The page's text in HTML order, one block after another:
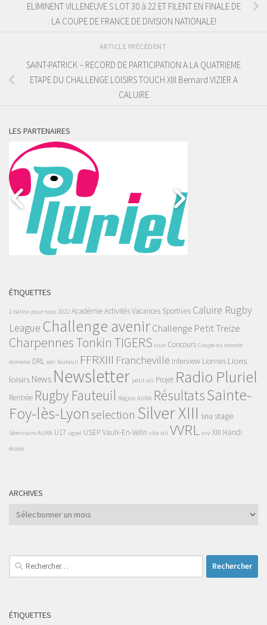
ELIMINENT VILLENEUVE S LOT 30 à 22 ET FILENT EN FINALE DE
LA COUPE DE FRANCE DE DIVISION NATIONALE!
ARTICLE PRÉCÉDENT
SAINT-PATRICK – RECORD DE PARTICIPATION A LA QUATRIEME
ETAPE DU CHALLENGE LOISIRS TOUCH XIII Bernard VIZIER A
CALUIRE
LES PARTENAIRES
ÉTIQUETTES
1 ballon pour tous 2022 AcadémieActivités Vacances Sportives Caluire Rugby
League Challenge avenirChallenge Petit Treize
Charpennes Tonkin TIGERS club Concours Coupe du monde
domene DRL edr fauteuil FFRXIII Francheville Interview Lionnes Lions
loisirs News Newsletter petit xiii Projet Radio Pluriel
Rentrée Rugby Fauteuil Région AURA RésultatsSainte-
Foy-lès-Lyon selection Silver XIII snu stage
Séminaire AURA U17 ugsel USEPVaulx-En-Velin vita xiii VVRL vvv XIII Handi
écoles
ARCHIVES
Archives
Rechercher :
ÉTIQUETTES